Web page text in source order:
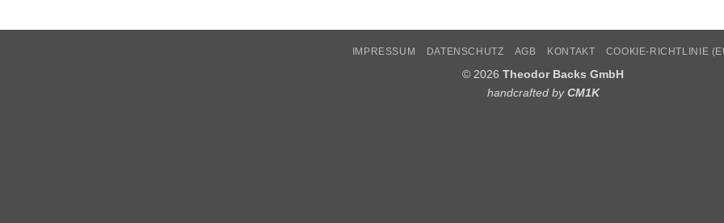
IMPRESSUM DATENSCHUTZ AGB KONTAKT COOKIE-RICHTLINIE
© 2026 Theodor Backs GmbH
handcrafted byCM1K